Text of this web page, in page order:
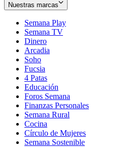
Nuestras marcas
Semana Play
Semana TV
Dinero
Arcadia
Soho
in
new
window
Fucsia
in
new
window
4 Patas
Educación
Foros Semana
Finanzas Personales
Semana Rural
Cocina
Círculo de Mujeres
Semana Sostenible